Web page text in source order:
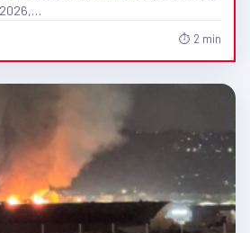
2026,…
⏱ 2 min